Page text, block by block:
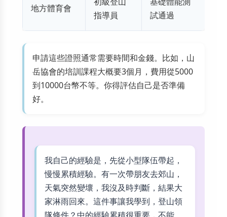
地方體育會
指導員
試通過
申請這些證照通常需要時間和金錢。比如，山
岳協會的培訓課程大概要3個月，費用從5000
到10000台幣不等。你得評估自己是否準備
好。
我自己的經驗是，先從小型隊伍帶起，
慢慢累積經驗。有一次帶朋友去郊山，
天氣突然變壞，我沒及時判斷，結果大
家淋雨回來。這件事讓我學到，登山領